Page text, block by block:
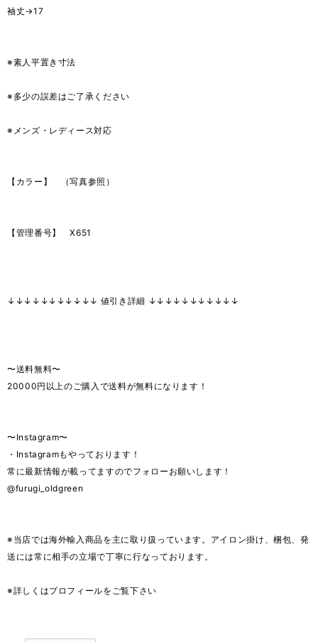
袖丈→17
※素人平置き寸法
※多少の誤差はご了承ください
※メンズ・レディース対応
【カラー】 （写真参照）
【管理番号】 X651
↓↓↓↓↓↓↓↓↓↓↓ 値引き詳細 ↓↓↓↓↓↓↓↓↓↓↓
〜送料無料〜
20000円以上のご購入で送料が無料になります！
〜Instagram〜
・Instagramもやっております！
常に最新情報が載ってますのでフォローお願いします！
@furugi_oldgreen
※当店では海外輸入商品を主に取り扱っています。アイロン掛け、梱包、発
送には常に相手の立場で丁寧に行なっております。
※詳しくはプロフィールをご覧下さい